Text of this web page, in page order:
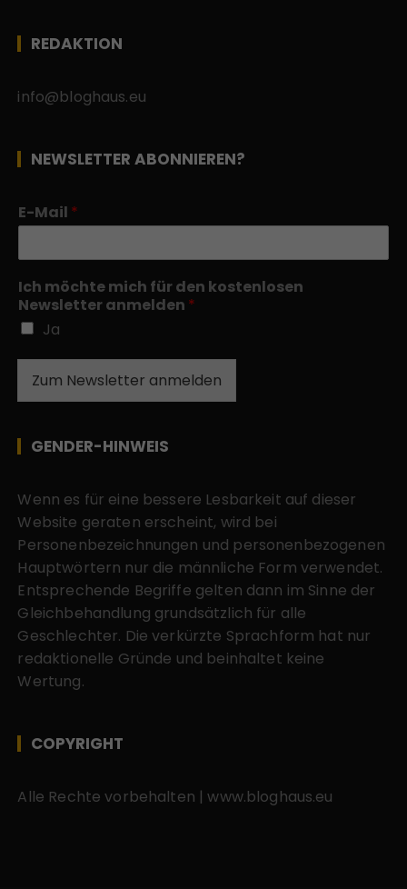
REDAKTION
info@bloghaus.eu
NEWSLETTER ABONNIEREN?
E-Mail *
Ich möchte mich für den kostenlosen
Newsletter anmelden *
Ja
Zum Newsletter anmelden
GENDER-HINWEIS
Wenn es für eine bessere Lesbarkeit auf dieser
Website geraten erscheint, wird bei
Personenbezeichnungen und personenbezogenen
Hauptwörtern nur die männliche Form verwendet.
Entsprechende Begriffe gelten dann im Sinne der
Gleichbehandlung grundsätzlich für alle
Geschlechter. Die verkürzte Sprachform hat nur
redaktionelle Gründe und beinhaltet keine
Wertung.
COPYRIGHT
Alle Rechte vorbehalten | www.bloghaus.eu